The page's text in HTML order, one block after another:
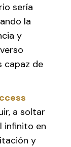
sería
la
y
capaz de
a soltar
infinito en
y